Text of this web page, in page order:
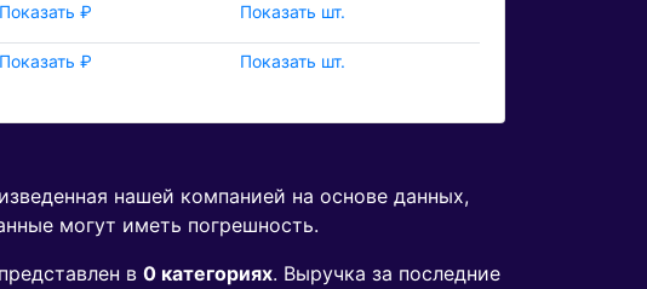
Показать ₽ Показать шт.
Показать ₽ Показать шт.
нашей компанией на основе данных,
могут иметь погрешность.
в 0 категориях. Выручка за последние